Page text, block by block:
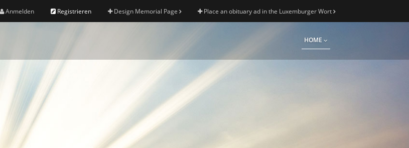
Anmelden Registrieren Design Memorial Page Place an obituary ad in the Luxemburger Wort
HOME